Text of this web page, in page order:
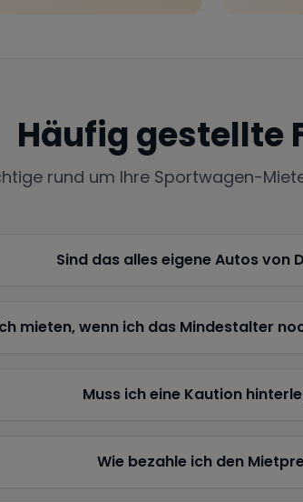
Häufig gestellte
rund um Ihre Sportwagen-
Sind das alles eigene Autos von
mieten, wenn ich das Mindestalter
Muss ich eine Kaution
Wie bezahle ich den